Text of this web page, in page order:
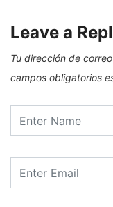
Leave a
Tu dirección de
campos obligatorios